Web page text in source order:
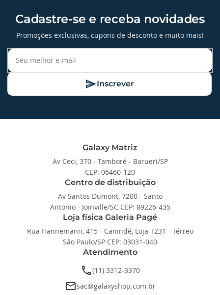
Cadastre-se e receba novidades
Promoções exclusivas, cupons de desconto e muito mais!
Inscrever
Galaxy Matriz
Av Ceci, 370 - Tamboré - Barueri/SP
CEP: 06460-120
Centro de distribuição
Av Santos Dumont, 7200 - Santo
Antonio - Joinville/SC CEP: 89226-435
Loja física Galeria Pagé
Rua Hannemann, 415 - Canindé, Loja T231 - Térreo
São Paulo/SP CEP: 03031-040
Atendimento
phone(11) 3312-3370
emailsac@galaxyshop.com.br